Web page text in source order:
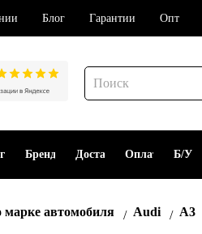
Блог Гарантии Опт
Бренды Доставка Оплата Б/У
АКБ
марке автомобиля Audi A3